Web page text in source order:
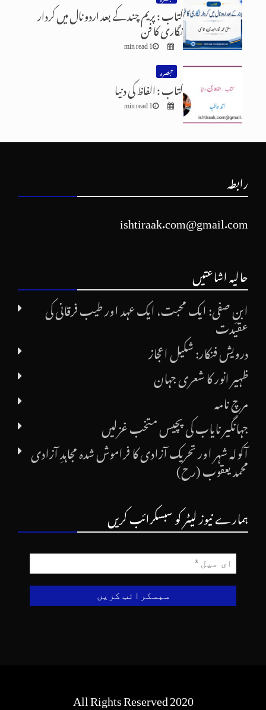
کتاب : پریم چند کے بعد اردو نال میں کردار
نگاری کا فن
1 min read
تبصرہ
کتاب : الفاظ کی دنیا
1 min read
رابطہ
ishtiraak.com@gmail.com
حالیہ اشاعتیں
ابنِ صفی: ایک محبت، ایک عہد اور طیب فرقانی کی
عقیدت
درویش فنکار: شکیل اعجاز
ظہیر انور کا شعری جہان
مرچ نامہ
جہانگیر نایاب کی پچیس متخب غزلیں
آکولہ شہر اور تحریک آزادی کا فراموش شدہ مجاہدِ آزادی
محمد یعقوب (رح)
ہمارے نیوز لیٹر کو سبسکرائب کریں
All Rights Reserved 2020